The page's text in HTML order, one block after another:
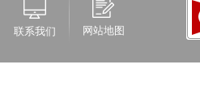
联系我们 网站地图